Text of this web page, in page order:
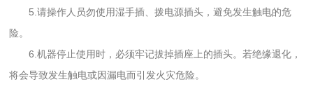
5.请操作人员勿使用湿手插、拨电源插头，避免发生触电的危
险。
6.机器停止使用时，必须牢记拔掉插座上的插头。若绝缘退化，
将会导致发生触电或因漏电而引发火灾危险。